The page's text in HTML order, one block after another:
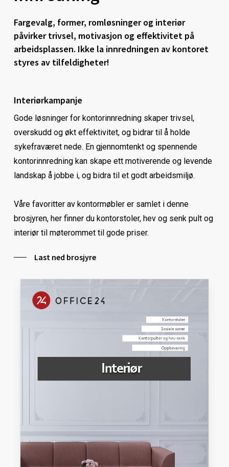
Fargevalg, former, romløsninger og interiør
påvirker trivsel, motivasjon og effektivitet på
arbeidsplassen. Ikke la innredningen av kontoret
styres av tilfeldigheter!
Interiørkampanje
Gode løsninger for kontorinnredning skaper trivsel,
overskudd og økt effektivitet, og bidrar til å holde
sykefraværet nede. En gjennomtenkt og spennende
kontorinnredning kan skape ett motiverende og levende
landskap å jobbe i, og bidra til et godt arbeidsmiljø.
Våre favoritter av kontormøbler er samlet i denne
brosjyren, her finner du kontorstoler, hev og senk pult og
interiør til møterommet til gode priser.
Last ned brosjyre